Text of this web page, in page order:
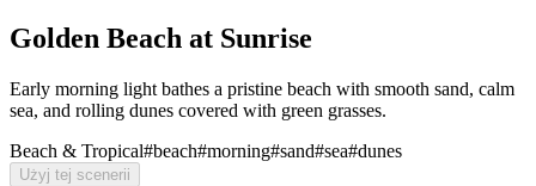
Golden Beach at Sunrise
Early morning light bathes a pristine beach with smooth sand, calm
sea, and rolling dunes covered with green grasses.
Beach & Tropical#beach#morning#sand#sea#dunes
Użyj tej scenerii